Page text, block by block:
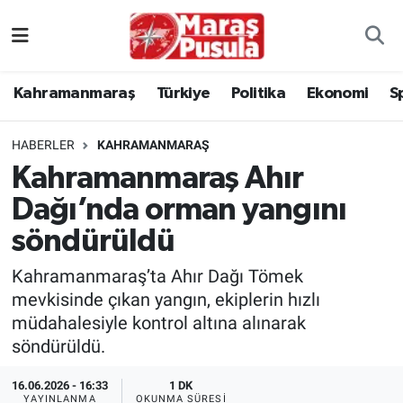
Kahramanmaraş Türkiye Politika Ekonomi
HABERLER KAHRAMANMARAŞ
Kahramanmaraş Ahır
Dağı’nda orman yangını
söndürüldü
Kahramanmaraş’ta Ahır Dağı Tömek
mevkisinde çıkan yangın, ekiplerin hızlı
müdahalesiyle kontrol altına alınarak
söndürüldü.
16.06.2026 - 16:33
YAYINLANMA
1 DK
OKUNMA SÜRESI
Politika
Ekonomi
Spor
Kültür Sanat
Sağlık
İstanbul Trafik Yoğunluk Haritası
Süper Lig Puan Durumu ve Fikstür
Tüm Manşetler
Son Dakika Haberleri
Haber Arşivi